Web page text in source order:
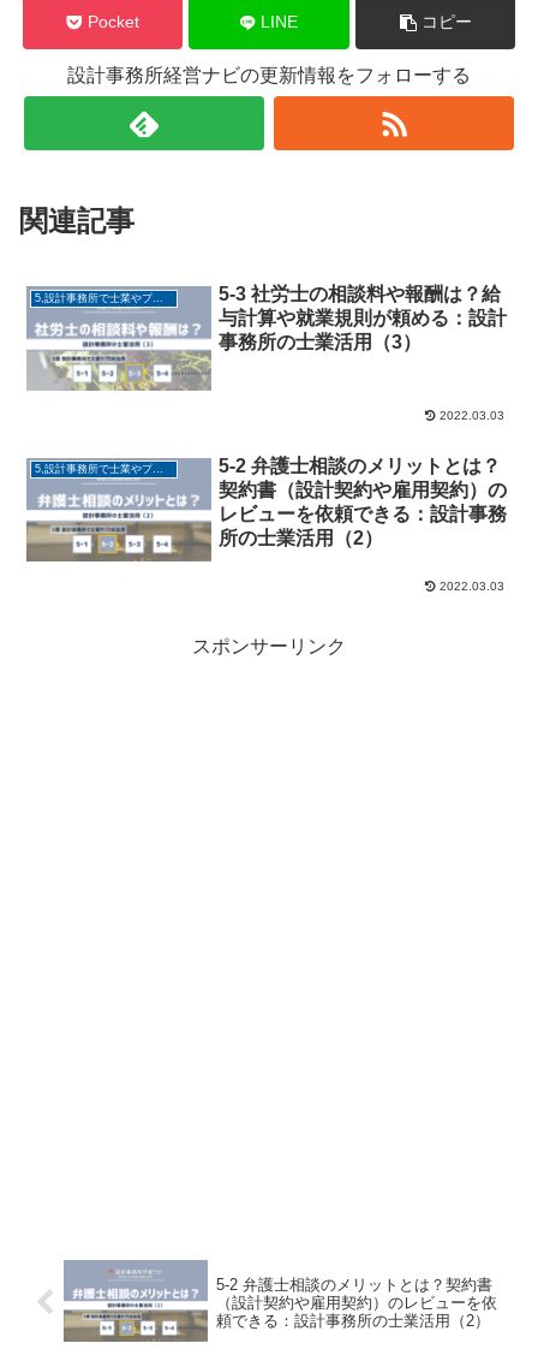
Pocket LINE コピー
設計事務所経営ナビの更新情報をフォローする
関連記事
5,設計事務所で士業やプロを活用
5-3 社労士の相談料や報酬は？給
与計算や就業規則が頼める：設計
事務所の士業活用（3）
2022.03.03
5,設計事務所で士業やプロを活用
5-2 弁護士相談のメリットとは？
契約書（設計契約や雇用契約）の
レビューを依頼できる：設計事務
所の士業活用（2）
2022.03.03
スポンサーリンク
5-2 弁護士相談のメリットとは？契約書
（設計契約や雇用契約）のレビューを依
頼できる：設計事務所の士業活用（2）